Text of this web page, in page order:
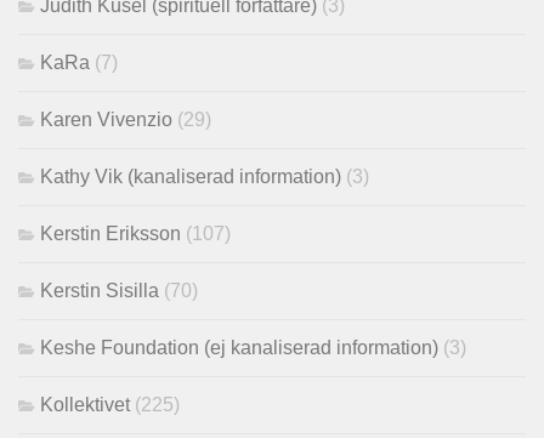
Judith Kusel (spirituell författare) (3)
KaRa (7)
Karen Vivenzio (29)
Kathy Vik (kanaliserad information) (3)
Kerstin Eriksson (107)
Kerstin Sisilla (70)
Keshe Foundation (ej kanaliserad information) (3)
Kollektivet (225)